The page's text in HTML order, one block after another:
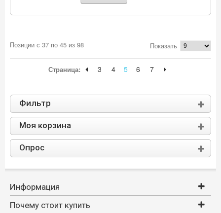
Позиции с 37 по 45 из 98 Показать
Страница: 3 4 5 6 7
Фильтр
Моя корзина
Опрос
Информация
Почему стоит купить